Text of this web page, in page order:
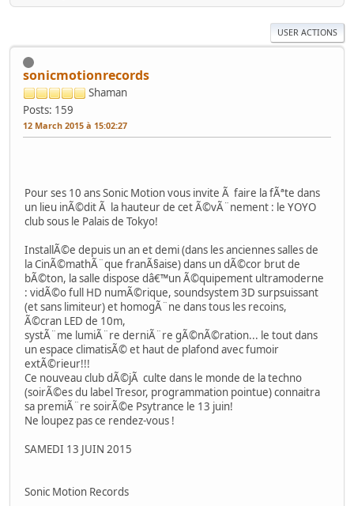
USER ACTIONS
sonicmotionrecords
Shaman
Posts: 159
12 March 2015 à 15:02:27
Pour ses 10 ans Sonic Motion vous invite Ã faire la fÃªte dans
un lieu inÃ©dit Ã la hauteur de cet Ã©vÃ¨nement : le YOYO
club sous le Palais de Tokyo!
InstallÃ©e depuis un an et demi (dans les anciennes salles de
la CinÃ©mathÃ¨que franÃ§aise) dans un dÃ©cor brut de
bÃ©ton, la salle dispose dâ€™un Ã©quipement ultramoderne
: vidÃ©o full HD numÃ©rique, soundsystem 3D surpsuissant
(et sans limiteur) et homogÃ¨ne dans tous les recoins,
Ã©cran LED de 10m,
systÃ¨me lumiÃ¨re derniÃ¨re gÃ©nÃ©ration... le tout dans
un espace climatisÃ© et haut de plafond avec fumoir
extÃ©rieur!!!
Ce nouveau club dÃ©jÃ culte dans le monde de la techno
(soirÃ©es du label Tresor, programmation pointue) connaitra
sa premiÃ¨re soirÃ©e Psytrance le 13 juin!
Ne loupez pas ce rendez-vous !
SAMEDI 13 JUIN 2015
Sonic Motion Records